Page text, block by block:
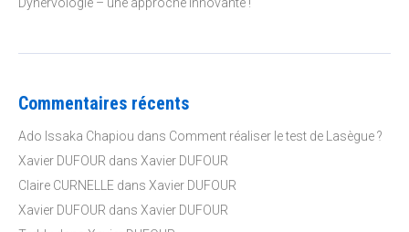
Dynervologie – une approche innovante !
Commentaires récents
Ado Issaka Chapiou dans Comment réaliser le test de Lasègue ?
Xavier DUFOUR dans Xavier DUFOUR
Claire CURNELLE dans Xavier DUFOUR
Xavier DUFOUR dans Xavier DUFOUR